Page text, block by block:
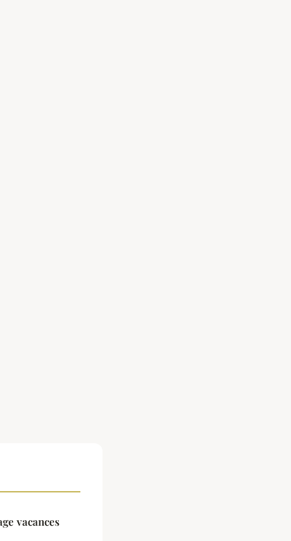
vacances